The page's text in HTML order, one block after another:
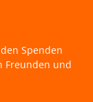
Spenden
Freunden und